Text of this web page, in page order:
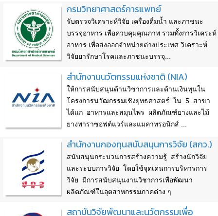
กรมวิทยาศาสตร์การแพทย์
รับตรวจวิเคราะห์วิจัย เครื่องดื่มน้ำ และภาชนะ
บรรจุอาหาร เพื่อควบคุมคุณภาพ รวมทั้งการวิเคระห์
อาหาร เพื่อส่งออกจำหน่ายต่างประเทศ วิเคราะห์
วิจัยยารักษาโรคและภาชนะบรรจุ...
สำนักงานนวัตกรรมแห่งชาติ (NIA)
ให้การสนับสนุนด้านวิชาการและด้านเงินทุนใน
โครงการนวัฒกรรมเชิงยุทธศาสตร์ ใน 5 สาขา
ได้แก่ อาหารและสมุนไพร ผลิตภัณฑ์ยางและไม้
ยางพาราซอฟต์แวร์และแมคาทรอนิกส์ ...
สำนักงานกองทุนสนับสนุนการวิจัย (สกว.)
สนับสนุนกระบวนการสร้างความรู้ สร้างนักวิจัย
และระบบการวิจัย โดยใช้จุดเด่นการบริหารการ
วิจัย มีการสนับสนุนงานวิชาการเพื่อพัฒนา
ผลิตภัณฑ์ในอุตสาหกรรมภาคต่าง ๆ
สถาบันวิจัยพัฒนาและนวัตกรรมเพื่อ